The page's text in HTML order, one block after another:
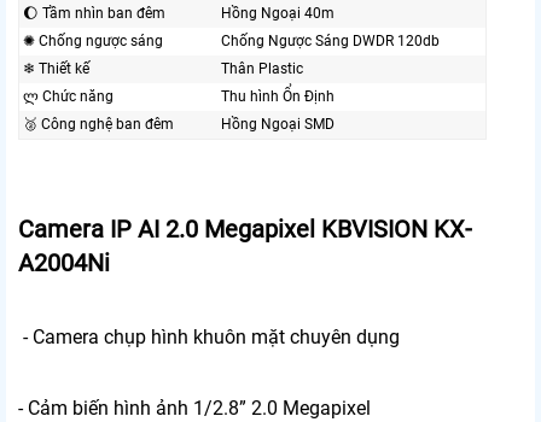
🌔 Tầm nhìn ban đêm
Hồng Ngoại 40m
✺ Chống ngược sáng
Chống Ngược Sáng DWDR 120db
❄ Thiết kế
Thân Plastic
ლ Chức năng
Thu hình Ổn Định
🥈️ Công nghệ ban đêm
Hồng Ngoại SMD
Camera IP AI 2.0 Megapixel KBVISION KX-
A2004Ni
- Camera chụp hình khuôn mặt chuyên dụng
- Cảm biến hình ảnh 1/2.8” 2.0 Megapixel